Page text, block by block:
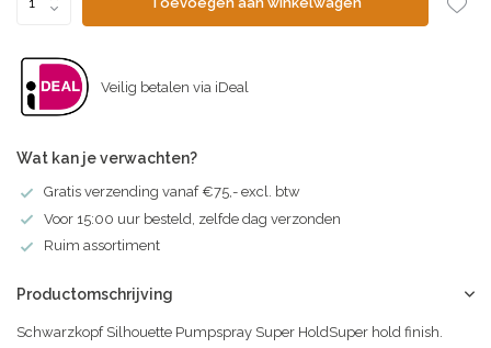
Veilig betalen via iDeal
Wat kan je verwachten?
Gratis verzending vanaf €75,- excl. btw
Voor 15:00 uur besteld, zelfde dag verzonden
Ruim assortiment
Productomschrijving
Schwarzkopf Silhouette Pumpspray Super HoldSuper hold finish.